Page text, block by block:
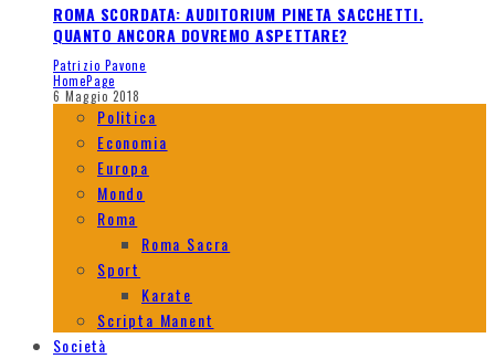
ROMA SCORDATA: AUDITORIUM PINETA SACCHETTI.
QUANTO ANCORA DOVREMO ASPETTARE?
Patrizio Pavone
HomePage
6 Maggio 2018
Politica
Economia
Europa
Mondo
Roma
Roma Sacra
Sport
Karate
Scripta Manent
Società